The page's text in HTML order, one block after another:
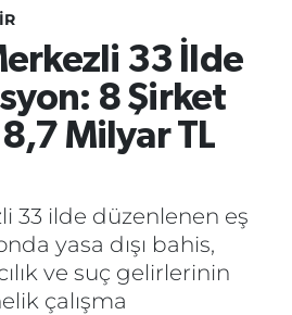
33 İlde
8 Şirket
Milyar TL
33 ilde düzenlenen eş
yasa dışı bahis,
ve suç gelirlerinin
çalışma